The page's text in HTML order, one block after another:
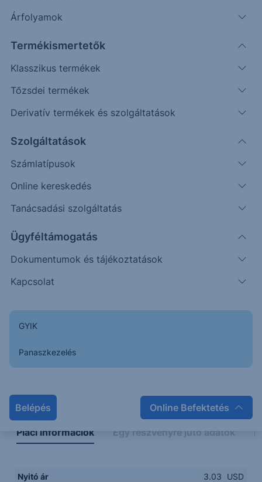
Árfolyamok
Termékismertetők
Klasszikus termékek
Tőzsdei termékek
Derivatív termékek és szolgáltatások
Szolgáltatások
Számlatípusok
Online kereskedés
Tanácsadási szolgáltatás
Ügyféltámogatás
Dokumentumok és tájékoztatások
Kapcsolat
GYIK
Panaszkezelés
Belépés Online Befektetés
2.8000
3.4000
Napon belüli Historikus
Piaci információk Egy részvényre jutó adatok
Nyitó ár 3.03
USD